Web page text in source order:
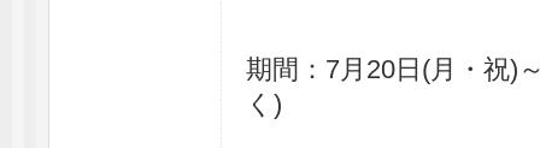
期間：7月20日(月・祝)
く)